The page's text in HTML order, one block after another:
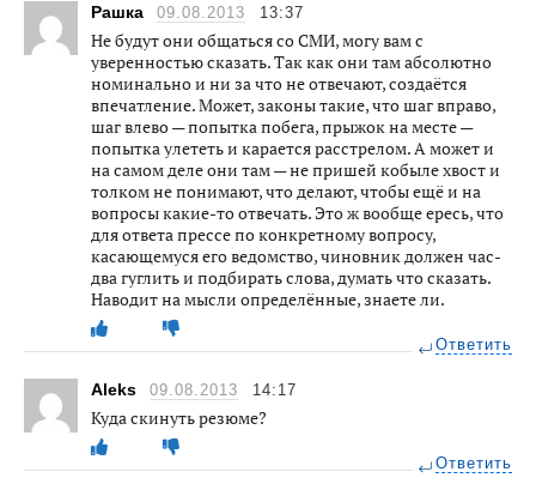
Рашка 09.08.2013 13:37
Не будут они общаться со СМИ, могу вам с
уверенностью сказать. Так как они там абсолютно
номинально и ни за что не отвечают, создаётся
впечатление. Может, законы такие, что шаг вправо,
шаг влево — попытка побега, прыжок на месте —
попытка улететь и карается расстрелом. А может и
на самом деле они там — не пришей кобыле хвост и
толком не понимают, что делают, чтобы ещё и на
вопросы какие-то отвечать. Это ж вообще ересь, что
для ответа прессе по конкретному вопросу,
касающемуся его ведомство, чиновник должен час-
два гуглить и подбирать слова, думать что сказать.
Наводит на мысли определённые, знаете ли.
Ответить
Aleks 09.08.2013 14:17
Куда скинуть резюме?
Ответить